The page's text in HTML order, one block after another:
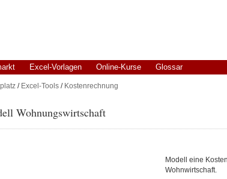
Excel-Vorlagen Online-Kurse Glossar
/ Excel-Tools/ Kostenrechnung
Wohnungswirtschaft
Modell eine
Wohnwirtschaft.